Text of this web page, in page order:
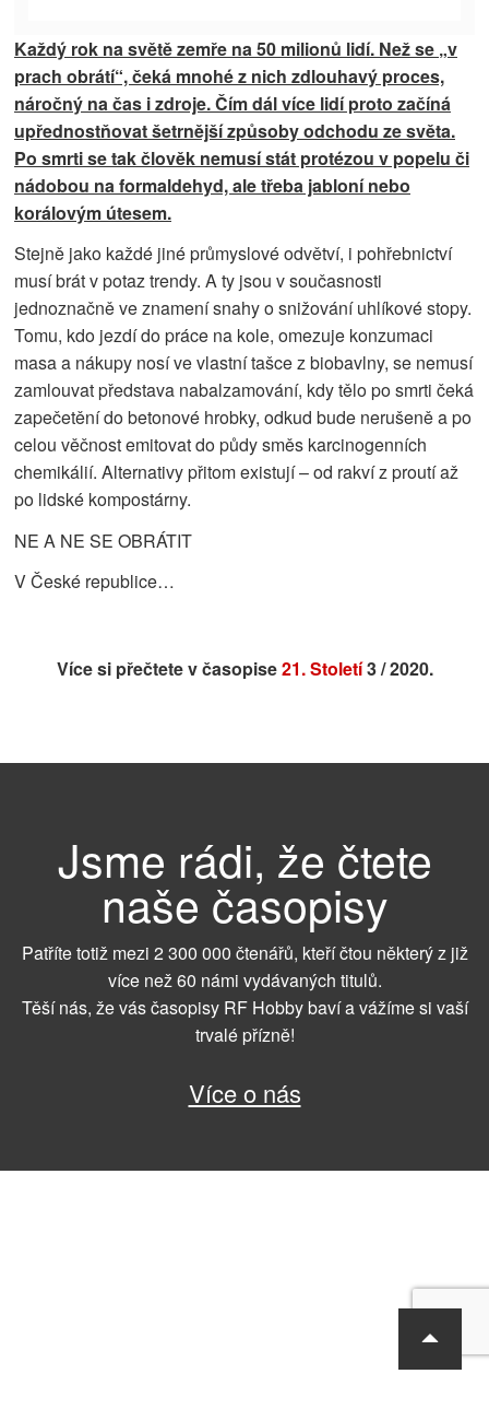
Každý rok na světě zemře na 50 milionů lidí. Než se „v
prach obrátí“, čeká mnohé z nich zdlouhavý proces,
náročný na čas i zdroje. Čím dál více lidí proto začíná
upřednostňovat šetrnější způsoby odchodu ze světa.
Po smrti se tak člověk nemusí stát protézou v popelu či
nádobou na formaldehyd, ale třeba jabloní nebo
korálovým útesem.
Stejně jako každé jiné průmyslové odvětví, i pohřebnictví
musí brát v potaz trendy. A ty jsou v současnosti
jednoznačně ve znamení snahy o snižování uhlíkové stopy.
Tomu, kdo jezdí do práce na kole, omezuje konzumaci
masa a nákupy nosí ve vlastní tašce z biobavlny, se nemusí
zamlouvat představa nabalzamování, kdy tělo po smrti čeká
zapečetění do betonové hrobky, odkud bude nerušeně a po
celou věčnost emitovat do půdy směs karcinogenních
chemikálií. Alternativy přitom existují – od rakví z proutí až
po lidské kompostárny.
NE A NE SE OBRÁTIT
V České republice…
Více si přečtete v časopise21. Století3 / 2020.
Jsme rádi, že čtete
naše časopisy
Patříte totiž mezi 2 300 000 čtenářů, kteří čtou některý z již
více než 60 námi vydávaných titulů.
Těší nás, že vás časopisy RF Hobby baví a vážíme si vaší
trvalé přízně!
Více o nás